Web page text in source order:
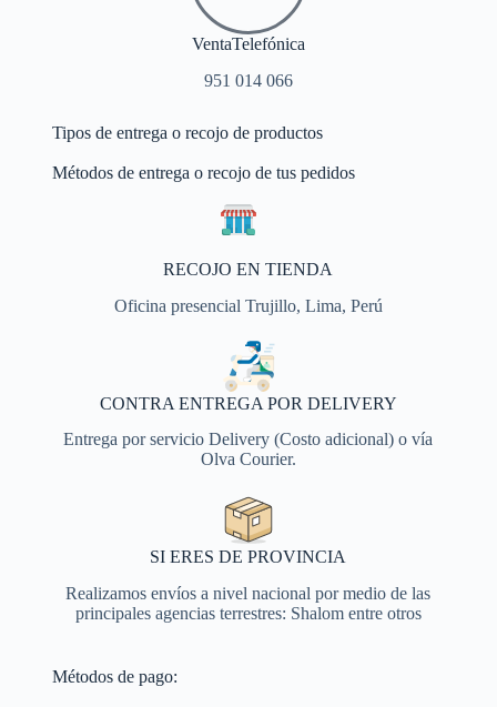
VentaTelefónica
951 014 066
Tipos de entrega o recojo de productos
Métodos de entrega o recojo de tus pedidos
RECOJO EN TIENDA
Oficina presencial Trujillo, Lima, Perú
CONTRA ENTREGA POR DELIVERY
Entrega por servicio Delivery (Costo adicional) o vía
Olva Courier.
SI ERES DE PROVINCIA
Realizamos envíos a nivel nacional por medio de las
principales agencias terrestres: Shalom entre otros
Métodos de pago: